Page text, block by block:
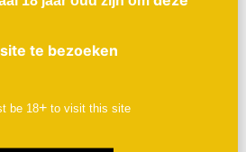
enthousiaste wijnboeren. Met als
te bezoeken
be 18+ to visit this site